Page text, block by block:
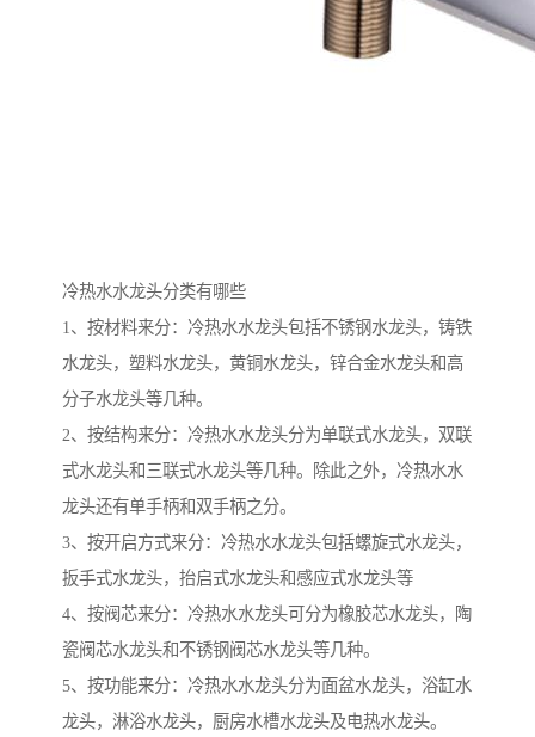
冷热水水龙头分类有哪些
1、按材料来分：冷热水水龙头包括不锈钢水龙头，铸铁
水龙头，塑料水龙头，黄铜水龙头，锌合金水龙头和高
分子水龙头等几种。
2、按结构来分：冷热水水龙头分为单联式水龙头，双联
式水龙头和三联式水龙头等几种。除此之外，冷热水水
龙头还有单手柄和双手柄之分。
3、按开启方式来分：冷热水水龙头包括螺旋式水龙头，
扳手式水龙头，抬启式水龙头和感应式水龙头等
4、按阀芯来分：冷热水水龙头可分为橡胶芯水龙头，陶
瓷阀芯水龙头和不锈钢阀芯水龙头等几种。
5、按功能来分：冷热水水龙头分为面盆水龙头，浴缸水
龙头，淋浴水龙头，厨房水槽水龙头及电热水龙头。